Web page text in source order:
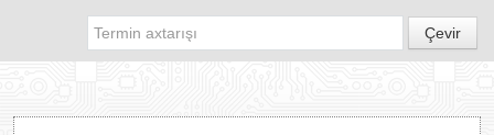
TƏDBİRLƏR
PROQRAMLAR
Çevir